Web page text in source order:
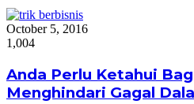
October 5, 2016
1,004
Anda Perlu Ketahui
Menghindari Gagal